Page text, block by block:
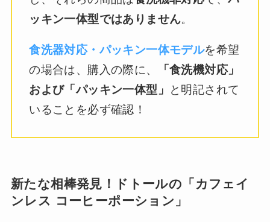
ッキン一体型ではありません。
食洗器対応・パッキン一体モデルを希望
の場合は、購入の際に、
「食洗機対応」
および「パッキン一体型」
と明記されて
いることを必ず確認！
新たな相棒発見！ドトールの「カフェイ
ンレス コーヒーポーション」